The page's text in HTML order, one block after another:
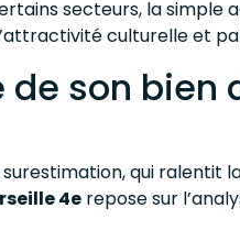
secteurs, la simple
culturelle et
son bien
qui ralentit
4e repose sur